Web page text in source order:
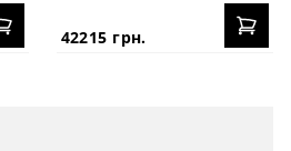
42215 грн.